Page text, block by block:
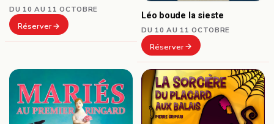
DU 10 AU 11 OCTOBRE
Réserver
Léo boude la sieste
DU 10 AU 11 OCTOBRE
Réserver